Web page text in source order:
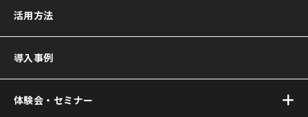
Akerun(アケルン)とは
Akerunコントローラー
Akerun Connect
(アケルンコネクト)
活用方法
導入事例
体験会・セミナー